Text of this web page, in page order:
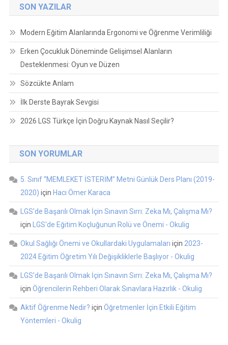
SON YAZILAR
Modern Eğitim Alanlarında Ergonomi ve Öğrenme Verimliliği
Erken Çocukluk Döneminde Gelişimsel Alanların
Desteklenmesi: Oyun ve Düzen
Sözcükte Anlam
İlk Derste Bayrak Sevgisi
2026 LGS Türkçe İçin Doğru Kaynak Nasıl Seçilir?
SON YORUMLAR
5. Sınıf “MEMLEKET İSTERİM” Metni Günlük Ders Planı (2019-
2020) için Hacı Ömer Karaca
LGS’de Başarılı Olmak İçin Sınavın Sırrı: Zeka Mı, Çalışma Mı?
için
LGS'de Eğitim Koçluğunun Rolü ve Önemi - Okulig
Okul Sağlığı Önemi ve Okullardaki Uygulamaları için 2023-
2024 Eğitim Öğretim Yılı Değişikliklerle Başlıyor - Okulig
LGS’de Başarılı Olmak İçin Sınavın Sırrı: Zeka Mı, Çalışma Mı?
için Öğrencilerin Rehberi Olarak Sınavlara Hazırlık - Okulig
Aktif Öğrenme Nedir? için Öğretmenler İçin Etkili Eğitim
Yöntemleri - Okulig